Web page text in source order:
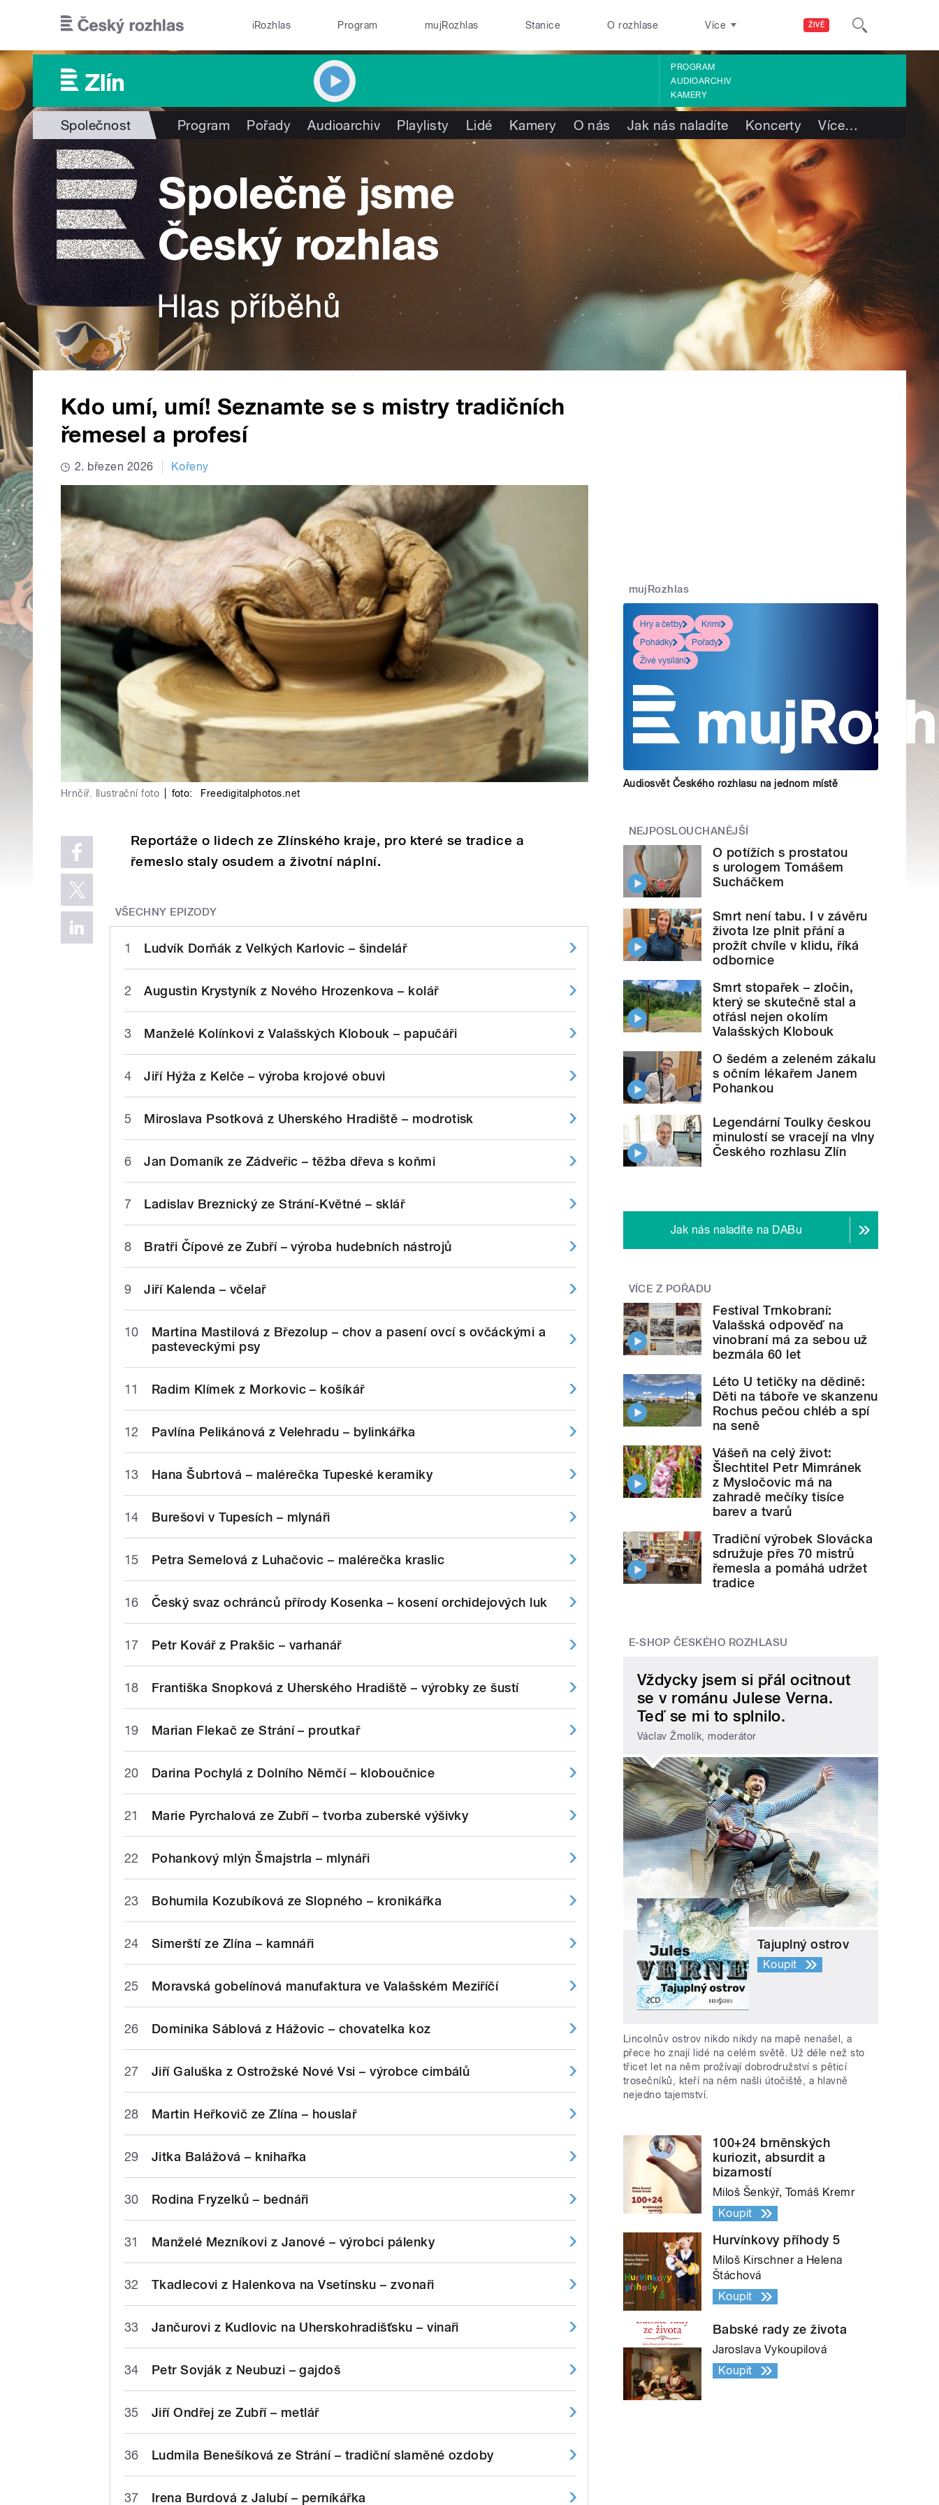
ŽIVĚ
iRozhlas Program mujRozhlas Stanice O rozhlase Více
PROGRAM
AUDIOARCHIV
KAMERY
Společnost Program Pořady Audioarchiv Playlisty Lidé Kamery O nás Jak nás naladíte Koncerty Více…
Kdo umí, umí! Seznamte se s mistry tradičních
řemesel a profesí
2. březen 2026 Kořeny
Hrnčíř. Ilustrační foto foto: Freedigitalphotos.net
Reportáže o lidech ze Zlínského kraje, pro které se tradice a
řemeslo staly osudem a životní náplní.
VŠECHNY EPIZODY
1 Ludvík Dorňák z Velkých Karlovic – šindelář
2 Augustin Krystyník z Nového Hrozenkova – kolář
3 Manželé Kolínkovi z Valašských Klobouk – papučáři
4 Jiří Hýža z Kelče – výroba krojové obuvi
5 Miroslava Psotková z Uherského Hradiště – modrotisk
6 Jan Domaník ze Zádveřic – těžba dřeva s koňmi
7 Ladislav Breznický ze Strání-Květné – sklář
8 Bratři Čípové ze Zubří – výroba hudebních nástrojů
9 Jiří Kalenda – včelař
10
Martina Mastilová z Březolup – chov a pasení ovcí s ovčáckými a
pasteveckými psy
11 Radim Klímek z Morkovic – košíkář
12 Pavlína Pelikánová z Velehradu – bylinkářka
13 Hana Šubrtová – malérečka Tupeské keramiky
14 Burešovi v Tupesích – mlynáři
15 Petra Semelová z Luhačovic – malérečka kraslic
16 Český svaz ochránců přírody Kosenka – kosení orchidejových luk
17 Petr Kovář z Prakšic – varhanář
18 Františka Snopková z Uherského Hradiště – výrobky ze šustí
19 Marian Flekač ze Strání – proutkař
20 Darina Pochylá z Dolního Němčí – kloboučnice
21 Marie Pyrchalová ze Zubří – tvorba zuberské výšivky
22 Pohankový mlýn Šmajstrla – mlynáři
23 Bohumila Kozubíková ze Slopného – kronikářka
24 Simerští ze Zlína – kamnáři
25 Moravská gobelínová manufaktura ve Valašském Meziříčí
26 Dominika Sáblová z Hážovic – chovatelka koz
27 Jiří Galuška z Ostrožské Nové Vsi – výrobce cimbálů
28 Martin Heřkovič ze Zlína – houslař
29 Jitka Balážová – knihařka
30 Rodina Fryzelků – bednáři
31 Manželé Mezníkovi z Janové – výrobci pálenky
32 Tkadlecovi z Halenkova na Vsetínsku – zvonaři
33 Jančurovi z Kudlovic na Uherskohradišťsku – vinaři
34 Petr Sovják z Neubuzi – gajdoš
35 Jiří Ondřej ze Zubří – metlář
36 Ludmila Benešíková ze Strání – tradiční slaměné ozdoby
37 Irena Burdová z Jalubí – perníkářka
mujRozhlas
Hry a četby
Krimi
Pohádky
Pořady
Živé vysílání
Audiosvět Českého rozhlasu na jednom místě
NEJPOSLOUCHANĚJŠÍ
O potížích s prostatou
s urologem Tomášem
Sucháčkem
Smrt není tabu. I v závěru
života lze plnit přání a
prožít chvíle v klidu, říká
odbornice
Smrt stopařek – zločin,
který se skutečně stal a
otřásl nejen okolím
Valašských Klobouk
O šedém a zeleném zákalu
s očním lékařem Janem
Pohankou
Legendární Toulky českou
minulostí se vracejí na vlny
Českého rozhlasu Zlín
Jak nás naladíte na DABu
VÍCE Z POŘADU
Festival Trnkobraní:
Valašská odpověď na
vinobraní má za sebou už
bezmála 60 let
Léto U tetičky na dědině:
Děti na táboře ve skanzenu
Rochus pečou chléb a spí
na seně
Vášeň na celý život:
Šlechtitel Petr Mimránek
z Mysločovic má na
zahradě mečíky tisíce
barev a tvarů
Tradiční výrobek Slovácka
sdružuje přes 70 mistrů
řemesla a pomáhá udržet
tradice
E-SHOP ČESKÉHO ROZHLASU
Vždycky jsem si přál ocitnout
se v románu Julese Verna.
Teď se mi to splnilo.
Václav Žmolík, moderátor
Tajuplný ostrov
Koupit
Lincolnův ostrov nikdo nikdy na mapě nenašel, a
přece ho znají lidé na celém světě. Už déle než sto
třicet let na něm prožívají dobrodružství s pěticí
trosečníků, kteří na něm našli útočiště, a hlavně
nejedno tajemství.
100+24 brněnských
kuriozit, absurdit a
bizarností
Miloš Šenkýř, Tomáš Kremr
Koupit
Hurvínkovy příhody 5
Miloš Kirschner a Helena
Štáchová
Koupit
Babské rady ze života
Jaroslava Vykoupilová
Koupit